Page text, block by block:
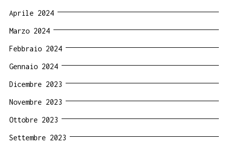
Aprile 2024
Marzo 2024
Febbraio 2024
Gennaio 2024
Dicembre 2023
Novembre 2023
Ottobre 2023
Settembre 2023